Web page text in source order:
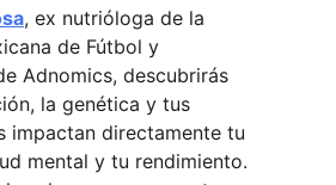
, ex nutrióloga de la
de Fútbol y
Adnomics, descubrirás
la genética y tus
impactan directamente tu
mental y tu rendimiento.